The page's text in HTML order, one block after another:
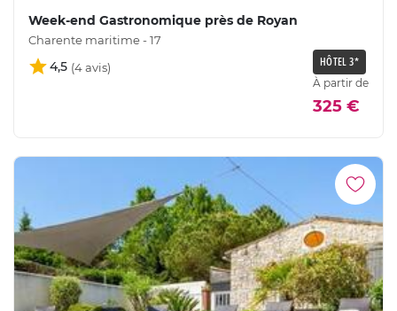
Week-end Gastronomique près de Royan
Charente maritime - 17
4,5 HÔTEL 3*
À partir de
325 €